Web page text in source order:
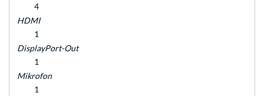
4
HDMI
1
DisplayPort-Out
1
Mikrofon
1